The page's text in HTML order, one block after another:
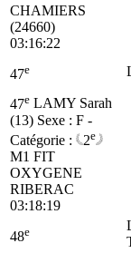
CHAMIERS
(24660)
03:16:22
47e
47e LAMY Sarah
(13) Sexe : F -
Catégorie :
2e
M1 FIT
OXYGENE
RIBERAC
03:18:19
48e